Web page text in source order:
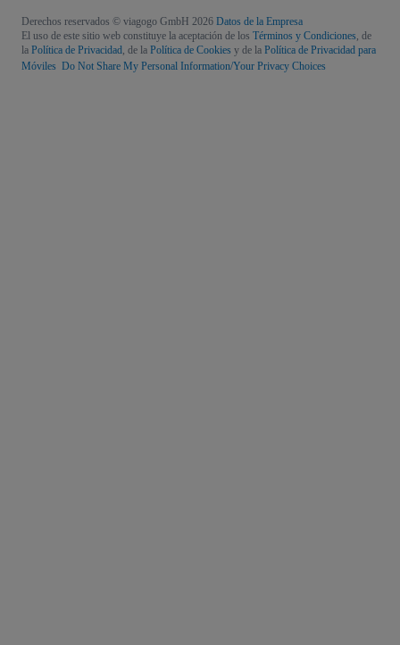
Derechos reservados © viagogo GmbH 2026 Datos de la Empresa
El uso de este sitio web constituye la aceptación de los Términos y Condiciones, de
la Política de Privacidad, de la Política de Cookies y de la Política de Privacidad para
Móviles Do Not Share My Personal Information/Your Privacy Choices